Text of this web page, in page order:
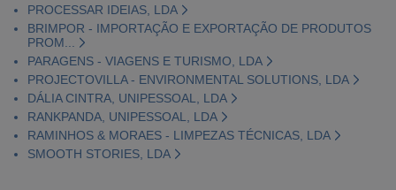
PROCESSAR IDEIAS, LDA
BRIMPOR - IMPORTAÇÃO E EXPORTAÇÃO DE PRODUTOS
PROM...
PARAGENS - VIAGENS E TURISMO, LDA
PROJECTOVILLA - ENVIRONMENTAL SOLUTIONS, LDA
DÁLIA CINTRA, UNIPESSOAL, LDA
RANKPANDA, UNIPESSOAL, LDA
RAMINHOS & MORAES - LIMPEZAS TÉCNICAS, LDA
SMOOTH STORIES, LDA